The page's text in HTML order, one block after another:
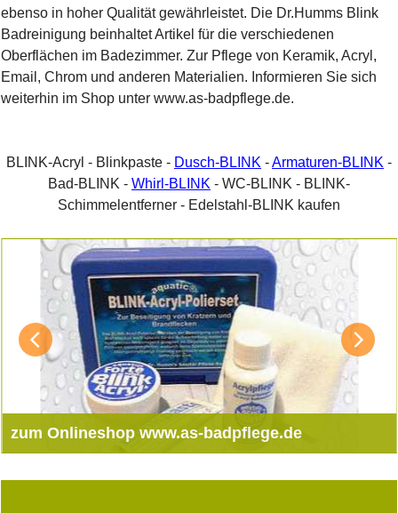
ebenso in hoher Qualität gewährleistet. Die Dr.Humms Blink
Badreinigung beinhaltet Artikel für die verschiedenen
Oberflächen im Badezimmer. Zur Pflege von Keramik, Acryl,
Email, Chrom und anderen Materialien. Informieren Sie sich
weiterhin im Shop unter www.as-badpflege.de.
BLINK-Acryl - Blinkpaste - Dusch-BLINK -Armaturen-BLINK -
Bad-BLINK - Whirl-BLINK - WC-BLINK - BLINK-
Schimmelentferner - Edelstahl-BLINK kaufen
zum Onlineshop www.as-badpflege.de
Marke BLINK, völlig ohne Säuren und Phosphate (mit